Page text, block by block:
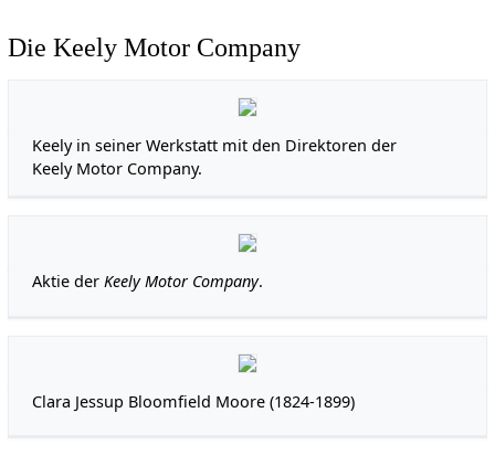
Die Keely Motor Company
Keely in seiner Werkstatt mit den Direktoren der
Keely Motor Company.
Aktie derKeely Motor Company.
Clara Jessup Bloomfield Moore (1824-1899)